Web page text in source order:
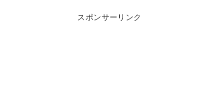
スポンサーリンク